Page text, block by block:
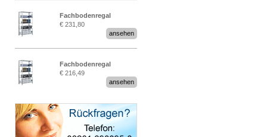
Fachbodenregal
Stecksystem MultiPlus
€ 231,80
ansehen
Fachbodenregal
Stecksystem MultiPlus
€ 216,49
ansehen